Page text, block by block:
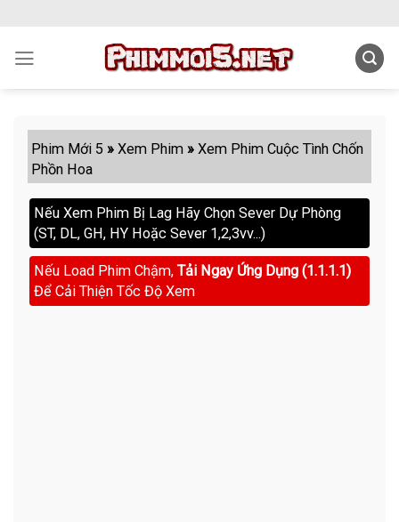
content
Phim Mới 5 »Xem Phim »Xem Phim Cuộc Tình Chốn
Phồn Hoa
Nếu Xem Phim Bị Lag Hãy Chọn Sever Dự Phòng
(ST, DL, GH, HY Hoặc Sever 1,2,3vv...)
Nếu Load Phim Chậm, Tải Ngay Ứng Dụng (1.1.1.1)
Để Cải Thiện Tốc Độ Xem